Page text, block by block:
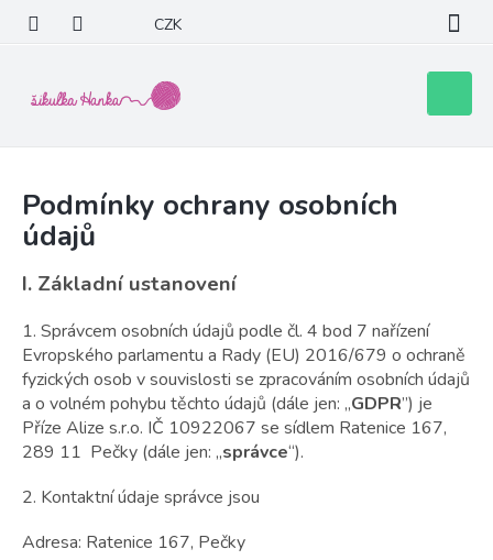
obsah
CZK
košík
Podmínky ochrany osobních
údajů
I. Základní ustanovení
1. Správcem osobních údajů podle čl. 4 bod 7 nařízení
Evropského parlamentu a Rady (EU) 2016/679 o ochraně
fyzických osob v souvislosti se zpracováním osobních údajů
a o volném pohybu těchto údajů (dále jen: „GDPR”) je
Příze Alize s.r.o. IČ 10922067 se sídlem Ratenice 167,
289 11 Pečky (dále jen: „správce“).
2. Kontaktní údaje správce jsou
Adresa: Ratenice 167, Pečky